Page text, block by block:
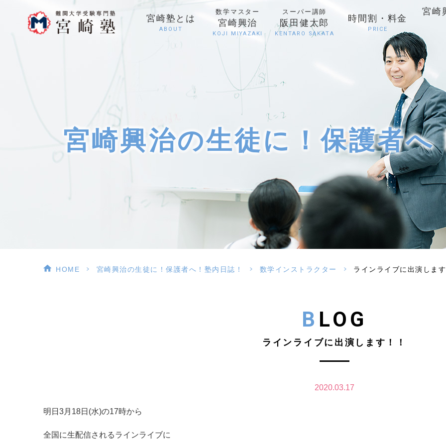
宮崎塾とは
ABOUT
数学マスター
宮崎興治
KOJI MIYAZAKI
スーパー講師
阪田健太郎
KENTARO SAKATA
時間割・料金
PRICE
宮崎
宮崎興治の生徒に！保護者へ
HOME > 宮崎興治の生徒に！保護者へ！塾内日誌！ > 数学インストラクター > ラインライブに出演しま
BLOG
ラインライブに出演します！！
2020.03.17
明日3月18日(水)の17時から
全国に生配信されるラインライブに